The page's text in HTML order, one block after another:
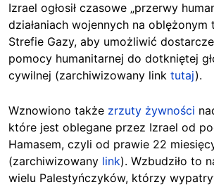
Izrael ogłosił czasowe „przerwy
działaniach wojennych na
Strefie Gazy, aby umożliwić
pomocy humanitarnej do dotkniętej
cywilnej (zarchiwizowany link tutaj).
Wznowiono także zrzuty żywności
które jest oblegane przez Izrael od
Hamasem, czyli od prawie 22
(zarchiwizowany link). Wzbudziło to
wielu Palestyńczyków, którzy